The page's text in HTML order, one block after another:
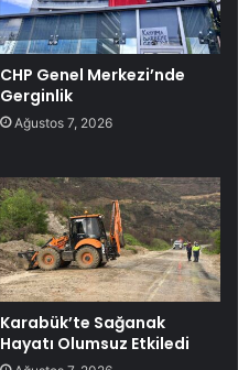
CHP Genel Merkezi’nde
Gerginlik
Ağustos 7, 2026
Karabük’te Sağanak
Hayatı Olumsuz Etkiledi